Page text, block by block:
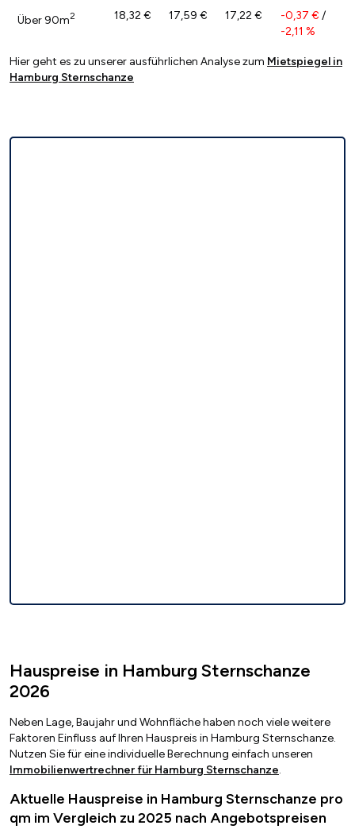
Über 90m2 18,32 € 17,59 € 17,22 € -0,37 € /
-2,11 %
Hier geht es zu unserer ausführlichen Analyse zum Mietspiegel in
Hamburg Sternschanze
Hauspreise in Hamburg Sternschanze
2026
Neben Lage, Baujahr und Wohnfläche haben noch viele weitere
Faktoren Einfluss auf Ihren Hauspreis in Hamburg Sternschanze.
Nutzen Sie für eine individuelle Berechnung einfach unseren
Immobilienwertrechner für Hamburg Sternschanze.
Aktuelle Hauspreise in Hamburg Sternschanze pro
qm im Vergleich zu 2025 nach Angebotspreisen